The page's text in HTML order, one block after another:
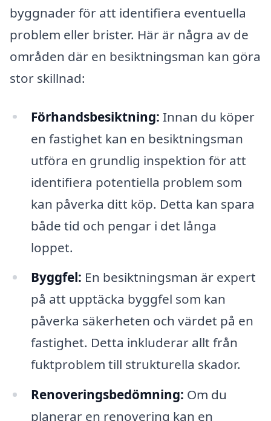
byggnader för att identifiera eventuella
problem eller brister. Här är några av de
områden där en besiktningsman kan göra
stor skillnad:
Förhandsbesiktning: Innan du köper
en fastighet kan en besiktningsman
utföra en grundlig inspektion för att
identifiera potentiella problem som
kan påverka ditt köp. Detta kan spara
både tid och pengar i det långa
loppet.
Byggfel: En besiktningsman är expert
på att upptäcka byggfel som kan
påverka säkerheten och värdet på en
fastighet. Detta inkluderar allt från
fuktproblem till strukturella skador.
Renoveringsbedömning: Om du
planerar en renovering kan en